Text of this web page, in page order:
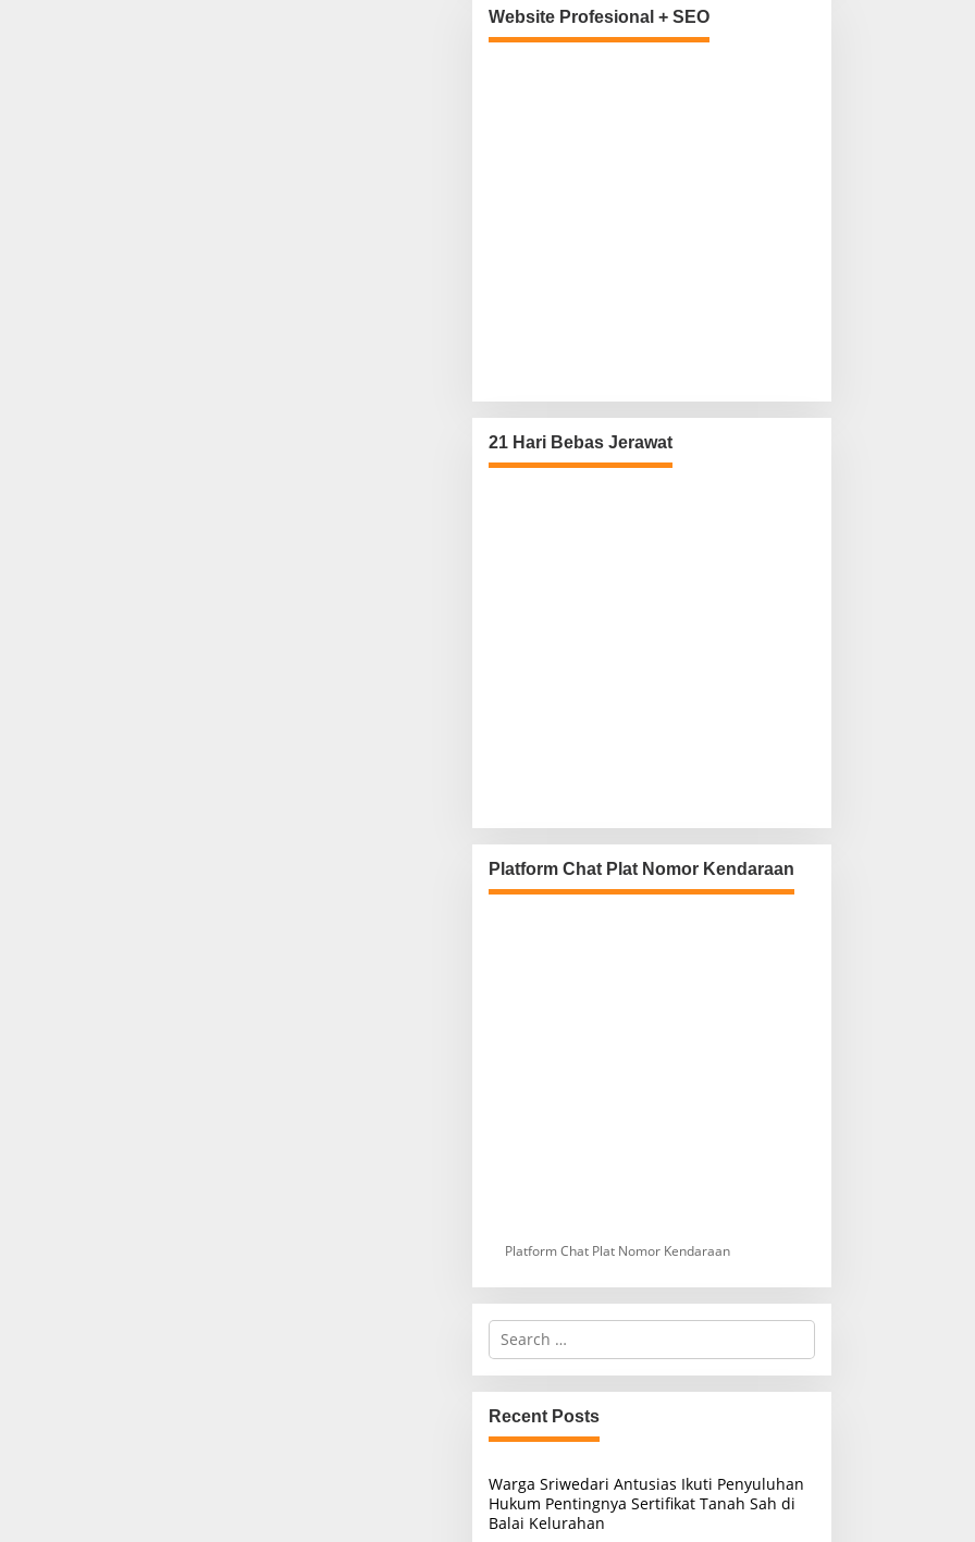
Website Profesional + SEO
21 Hari Bebas Jerawat
Platform Chat Plat Nomor Kendaraan
Platform Chat Plat Nomor Kendaraan
S
r
c
h
f
r
:
Recent Posts
Warga Sriwedari Antusias Ikuti Penyuluhan
Hukum Pentingnya Sertifikat Tanah Sah di
Balai Kelurahan